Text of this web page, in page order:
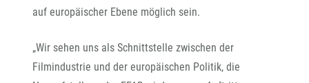
auf europäischer Ebene möglich sein.
„Wir sehen uns als Schnittstelle zwischen der
Filmindustrie und der europäischen Politik, die